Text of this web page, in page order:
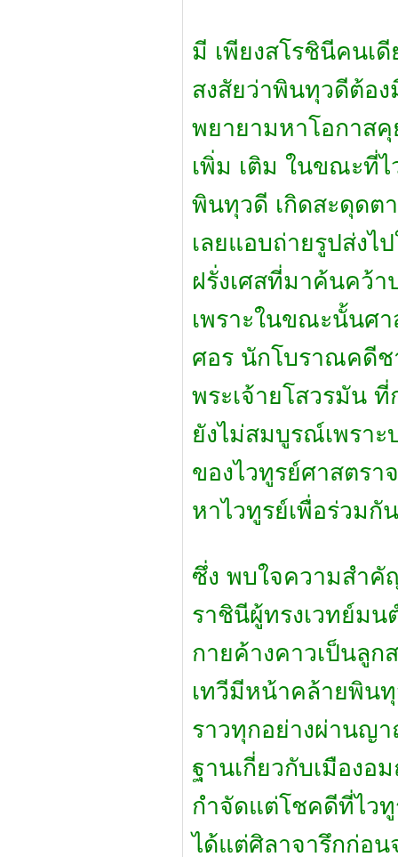
มี เพียงสโรชินีคนเ
สงสัยว่าพินทุวดีต้อ
พยายามหาโอกาส
เพิ่ม เติม ในขณะที่
พินทุวดี เกิดสะดุดต
เลยแอบถ่ายรูปส่ง
ฝรั่งเศสที่มาค้นคว้า
เพราะในขณะนั้นศ
ศอร นักโบราณคดีช
พระเจ้ายโสวรมัน
ยังไม่สมบูรณ์เพรา
ของไวทูรย์ศาสตรา
หาไวทูรย์เพื่อร่วม
ซึ่ง พบใจความสำคั
ราชินีผู้ทรงเวทย์มน
กายค้างคาวเป็นลู
เทวีมีหน้าคล้ายพิน
ราวทุกอย่างผ่านญ
ฐานเกี่ยวกับเมืองอ
กำจัดแต่โชคดีที่ไวทู
ได้แต่ศิลาจารึกก่อ